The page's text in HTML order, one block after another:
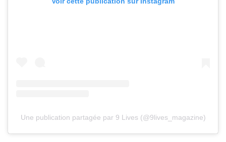
Une publication partagée par 9 Lives (@9lives_magazine)